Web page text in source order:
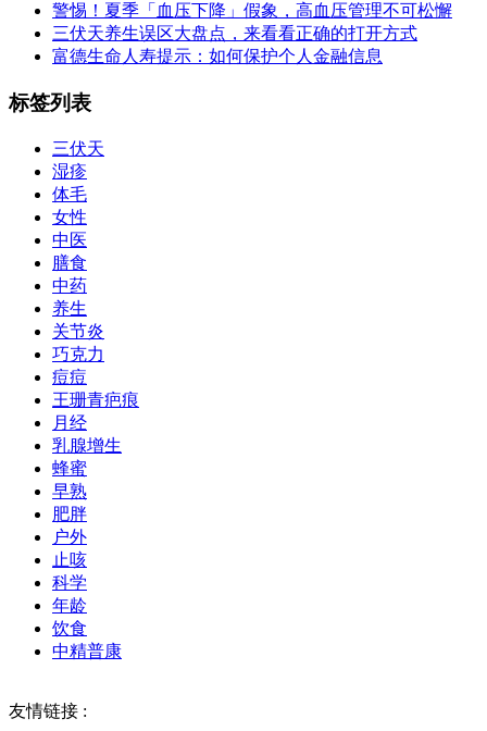
警惕！夏季「血压下降」假象，高血压管理不可松懈
三伏天养生误区大盘点，来看看正确的打开方式
富德生命人寿提示：如何保护个人金融信息
标签列表
三伏天
湿疹
体毛
女性
中医
膳食
中药
养生
关节炎
巧克力
痘痘
王珊青疤痕
月经
乳腺增生
蜂蜜
早熟
肥胖
户外
止咳
科学
年龄
饮食
中精普康
友情链接 :